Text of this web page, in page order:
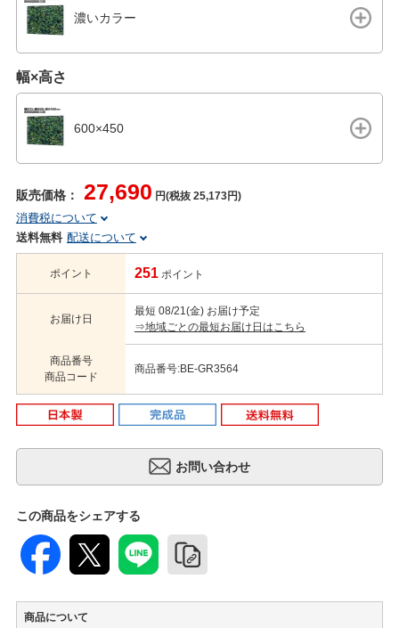
濃いカラー
幅×高さ
600×450
販売価格： 27,690 円(税抜 25,173円)
消費税について
送料無料 配送について
ポイント 251 ポイント
お届け日
最短 08/21(金) お届け予定
⇒地域ごとの最短お届け日はこちら
商品番号
商品コード
商品番号:BE-GR3564
この商品をシェアする
商品について